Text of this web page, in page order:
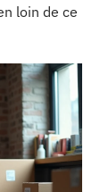
loin de ce